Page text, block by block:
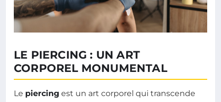
LE PIERCING : UN ART
CORPOREL MONUMENTAL
Le piercing est un art corporel qui transcende